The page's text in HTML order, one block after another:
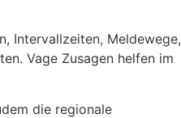
Intervallzeiten, Meldewege,
Vage Zusagen helfen im
die regionale